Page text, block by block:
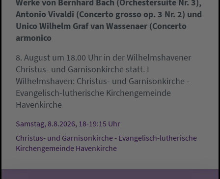
Werke von Bernhard Bach (Orchestersuite Nr. 3),
Antonio Vivaldi (Concerto grosso op. 3 Nr. 2) und
Unico Wilhelm Graf van Wassenaer (Concerto
armonico
8. August um 18.00 Uhr in der Wilhelmshavener
Christus- und Garnisonkirche statt. I
Wilhelmshaven: Christus- und Garnisonkirche -
Evangelisch-lutherische Kirchengemeinde
Havenkirche
Samstag, 8.8.2026, 18-19:15 Uhr
Christus- und Garnisonkirche - Evangelisch-lutherische
Kirchengemeinde Havenkirche